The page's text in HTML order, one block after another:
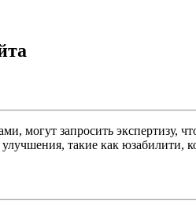
могут запросить экспертизу,
такие как юзабилити,